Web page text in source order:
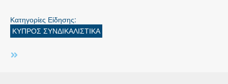
Κατηγορίες Είδησης:
ΚΥΠΡΟΣ ΣΥΝΔΙΚΑΛΙΣΤΙΚΑ